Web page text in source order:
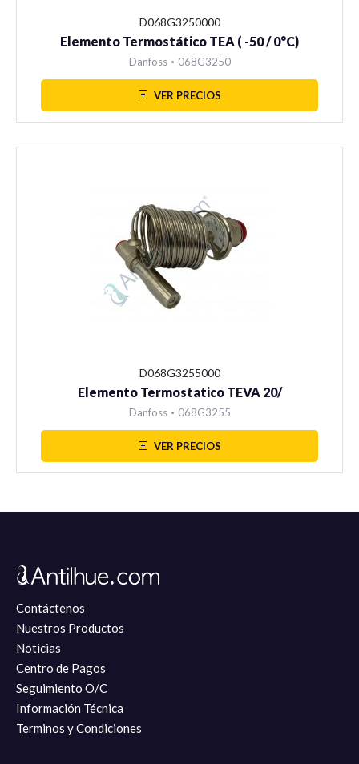
D068G3250000
Elemento Termostático TEA ( -50 / 0°C)
Danfoss • 068G3250
VER PRECIOS
D068G3255000
Elemento Termostatico TEVA 20/
Danfoss • 068G3255
VER PRECIOS
Contáctenos
Nuestros Productos
Noticias
Centro de Pagos
Seguimiento O/C
Información Técnica
Terminos y Condiciones